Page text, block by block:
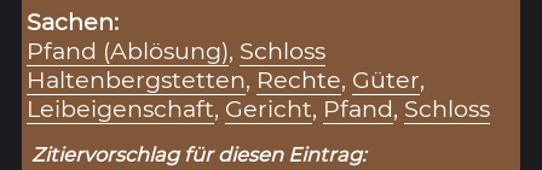
Sachen:
Pfand (Ablösung), Schloss
Haltenbergstetten, Rechte, Güter,
Leibeigenschaft, Gericht, Pfand, Schloss
Zitiervorschlag für diesen Eintrag: